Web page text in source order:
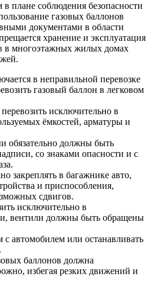
плане соблюдения безопасности
газовых баллонов
документами в области
хранение и эксплуатация
в многоэтажных жилых домах
в неправильной перевозке
газовый баллон в легковом
исключительно в
ёмкостей, арматуры и
обязательно должны быть
со знаками опасности и с
закреплять в багажнике авто,
и приспособления,
сдвигов.
исключительно в
вентили должны быть обращены
автомобилем или останавливать
баллонов должна
избегая резких движений и